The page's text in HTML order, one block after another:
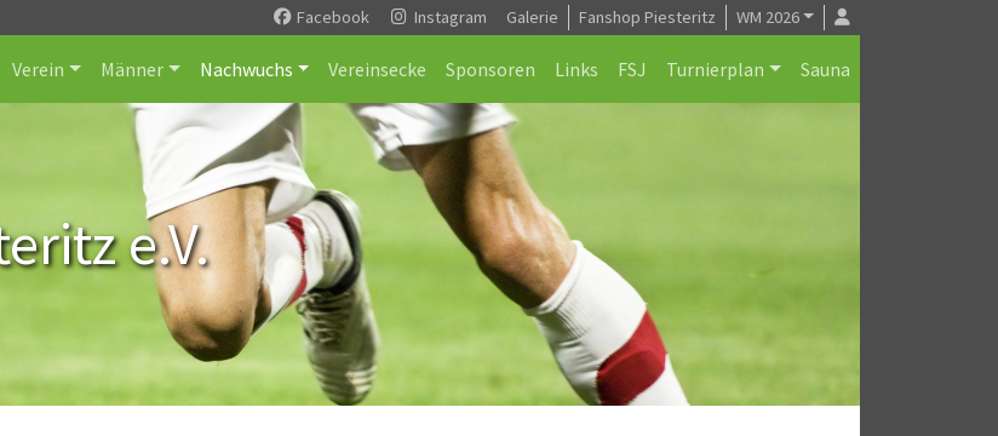
Facebook Instagram Galerie Fanshop Piesteritz WM 2026
Verein Männer Nachwuchs Vereinsecke Sponsoren Links FSJ Turnierplan Sauna
e.V.